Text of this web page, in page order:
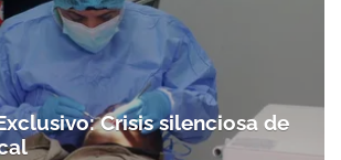
Crisis silenciosa de